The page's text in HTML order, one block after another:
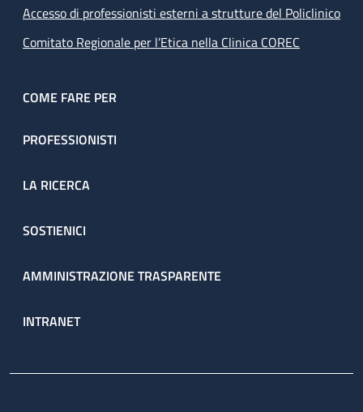
Accesso di professionisti esterni a strutture del Policlinico
Comitato Regionale per l’Etica nella Clinica COREC
COME FARE PER
PROFESSIONISTI
LA RICERCA
SOSTIENICI
AMMINISTRAZIONE TRASPARENTE
INTRANET